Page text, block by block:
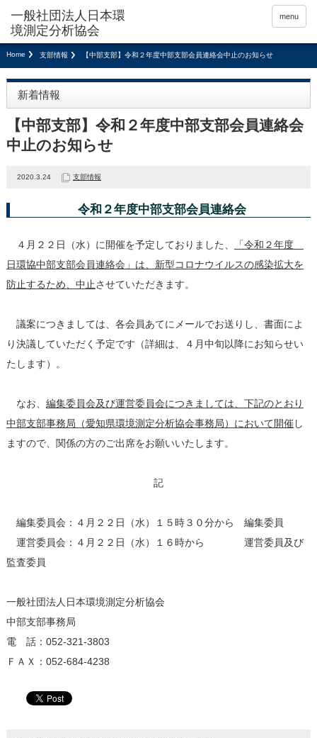
menu
Home 支部情報 【中部支部】令和２年度中部支部会員連絡会中止のお知らせ
新着情報
【中部支部】令和２年度中部支部会員連絡会
中止のお知らせ
2020.3.24 支部情報
令和２年度中部支部会員連絡会
４月２２日（水）に開催を予定しておりました、
「令和２年度
日環協中部支部会員連絡会」は、新型コロナウイルスの感染拡大を
防止するため、中止させていただきます。
議案につきましては、各会員あてにメールでお送りし、書面によ
り決議していただく予定です（詳細は、４月中旬以降にお知らせい
たします）。
なお、 編集委員会及び運営委員会につきましては、下記のとおり
中部支部事務局（愛知県環境測定分析協会事務局）において開催し
ますので、関係の方のご出席をお願いいたします。
記
編集委員会：４月２２日（水）１５時３０分から 編集委員
運営委員会：４月２２日（水）１６時から 運営委員及び
監査委員
一般社団法人日本環境測定分析協会
中部支部事務局
電 話：052-321-3803
ＦＡＸ：052-684-4238